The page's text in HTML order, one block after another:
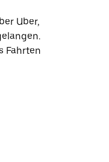
Uber,
Fahrten